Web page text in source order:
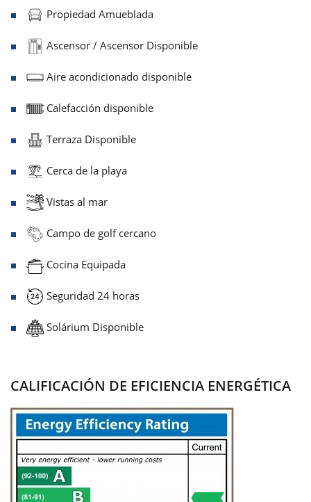
Propiedad Amueblada
Ascensor / Ascensor Disponible
Aire acondicionado disponible
Calefacción disponible
Terraza Disponible
Cerca de la playa
Vistas al mar
Campo de golf cercano
Cocina Equipada
Seguridad 24 horas
Solárium Disponible
CALIFICACIÓN DE EFICIENCIA ENERGÉTICA